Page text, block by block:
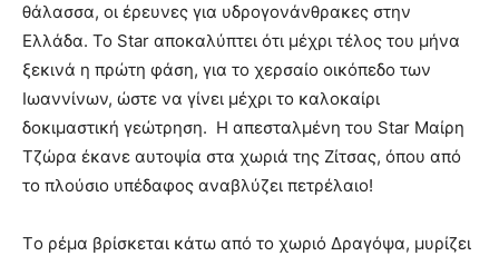
θάλασσα, οι έρευνες για υδρογονάνθρακες στην
Ελλάδα. Το Star αποκαλύπτει ότι μέχρι τέλος του μήνα
ξεκινά η πρώτη φάση, για το χερσαίο οικόπεδο των
Ιωαννίνων, ώστε να γίνει μέχρι το καλοκαίρι
δοκιμαστική γεώτρηση. Η απεσταλμένη του Star Μαίρη
Τζώρα έκανε αυτοψία στα χωριά της Ζίτσας, όπου από
το πλούσιο υπέδαφος αναβλύζει πετρέλαιο!
Tο ρέμα βρίσκεται κάτω από το χωριό Δραγόψα, μυρίζει